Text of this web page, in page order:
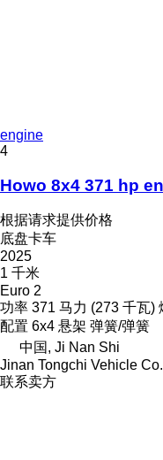
engine
4
Howo 8x4 371 hp
根据请求提供价格
底盘卡车
2025
1 千米
Euro 2
功率 371 马力 (273 千瓦)
配置 6x4 悬架 弹簧/弹簧
中国, Ji Nan Shi
Jinan Tongchi Vehicle
联系卖方